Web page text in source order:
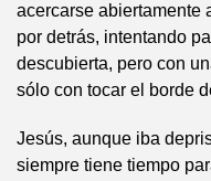
acercarse abiertamente
por detrás, intentando
descubierta, pero con
sólo con tocar el borde
Jesús, aunque iba
siempre tiene tiempo